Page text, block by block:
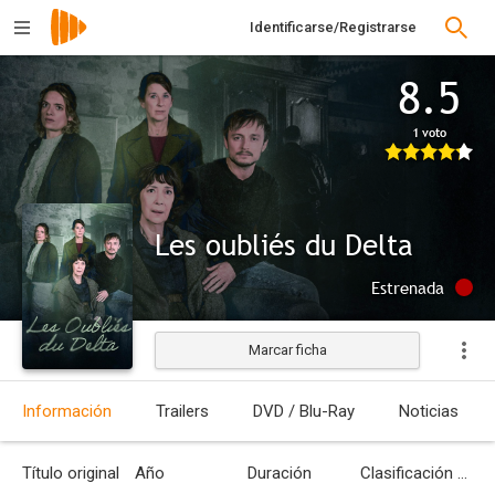
Identificarse/Registrarse
8.5
1 voto
Les oubliés du Delta
Estrenada
Marcar ficha
Información Trailers DVD / Blu-Ray Noticias
Título original Año Duración Clasificación por edades